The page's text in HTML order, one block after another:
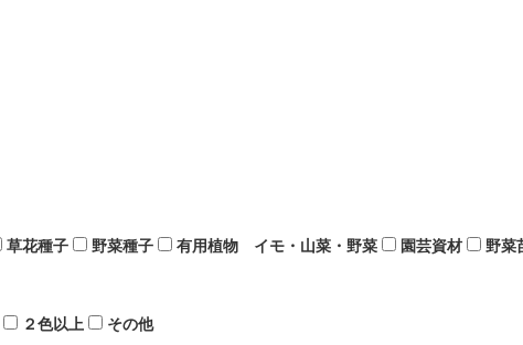
草花種子 野菜種子 有用植物 イモ・山菜・野菜 園芸資材 野菜
２色以上 その他